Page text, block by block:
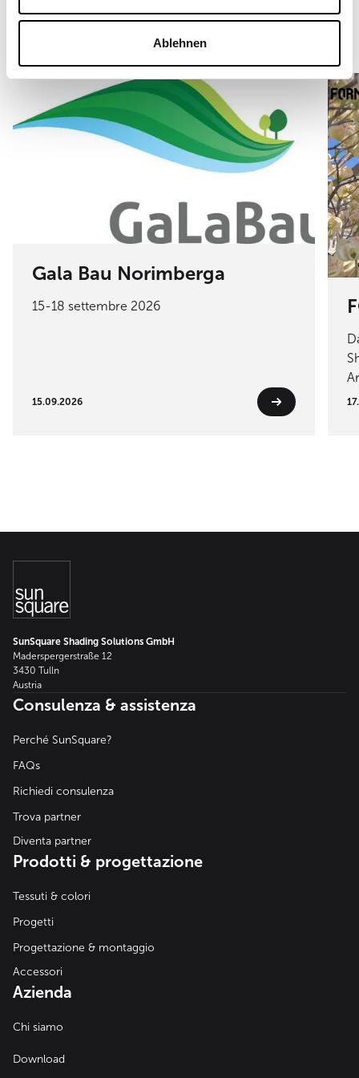
Ablehnen
Tutte le notizie e gli eventi
Gala Bau Norimberga
15-18 settembre 2026
15.09.2026
SunSquare Shading Solutions GmbH
Maderspergerstraße 12
3430 Tulln
Austria
Consulenza & assistenza
Perché SunSquare?
FAQs
Richiedi consulenza
Trova partner
Diventa partner
Prodotti & progettazione
Tessuti & colori
Progetti
Progettazione & montaggio
Accessori
Azienda
Chi siamo
Download